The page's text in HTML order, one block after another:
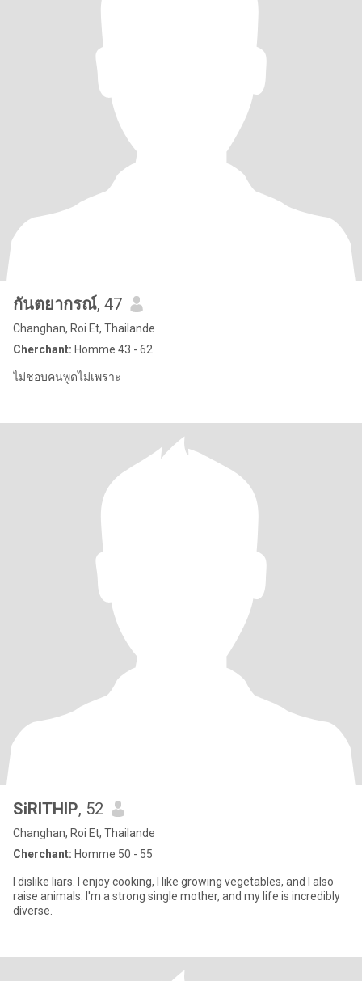
กันตยากรณ์, 47
Changhan, Roi Et, Thailande
Cherchant: Homme 43 - 62
ไม่ชอบคนพูดไม่เพราะ
SiRITHIP, 52
Changhan, Roi Et, Thailande
Cherchant: Homme 50 - 55
I dislike liars. I enjoy cooking, I like growing vegetables, and I also
raise animals. I'm a strong single mother, and my life is incredibly
diverse.